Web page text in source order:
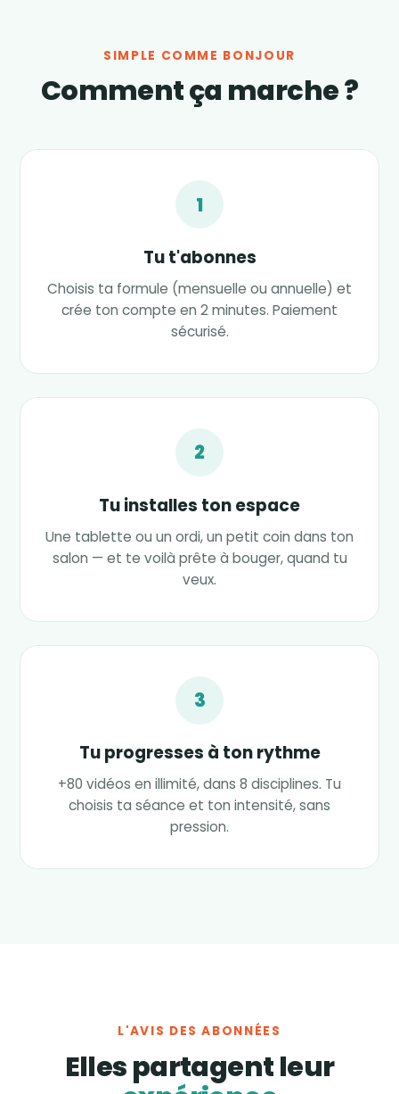
SIMPLE COMME BONJOUR
Comment ça marche ?
1
Tu t'abonnes
Choisis ta formule (mensuelle ou annuelle) et
crée ton compte en 2 minutes. Paiement
sécurisé.
2
Tu installes ton espace
Une tablette ou un ordi, un petit coin dans ton
salon — et te voilà prête à bouger, quand tu
veux.
3
Tu progresses à ton rythme
+80 vidéos en illimité, dans 8 disciplines. Tu
choisis ta séance et ton intensité, sans
pression.
L'AVIS DES ABONNÉES
Elles partagent leur